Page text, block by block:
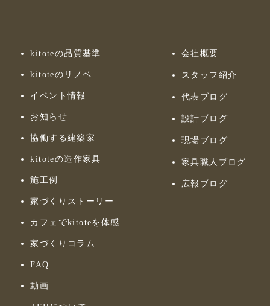
kitoteの品質基準
kitoteのリノベ
イベント情報
お知らせ
協働する建築家
kitoteの造作家具
施工例
家づくりストーリー
カフェでkitoteを体感
家づくりコラム
FAQ
動画
会社概要
スタッフ紹介
代表ブログ
設計ブログ
現場ブログ
家具職人ブログ
広報ブログ